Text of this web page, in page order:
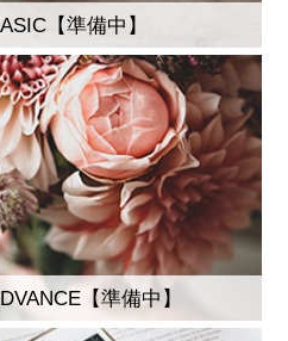
【準備中】
【準備中】